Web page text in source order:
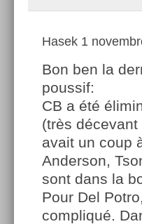
Hasek 1
Bon ben la
poussif:
CB a été
(très
avait un coup
Anderson,
sont dans la
Pour Del
compliqué.